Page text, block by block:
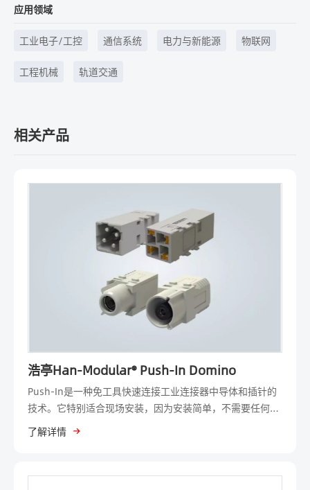
应用领域
工业电子/工控 通信系统 电力与新能源 物联网
工程机械 轨道交通
相关产品
浩亭Han-Modular® Push-In Domino
Push-In是一种免工具快速连接工业连接器中导体和插针的
技术。它特别适合现场安装，因为安装简单，不需要任何工
具。对于直径较小的导体，只需安装一个套圈就足以将其推
入接触腔并固定在那里。
只需用螺丝刀对推杆施加压力，弹簧就会释放导线。客户受
了解详情